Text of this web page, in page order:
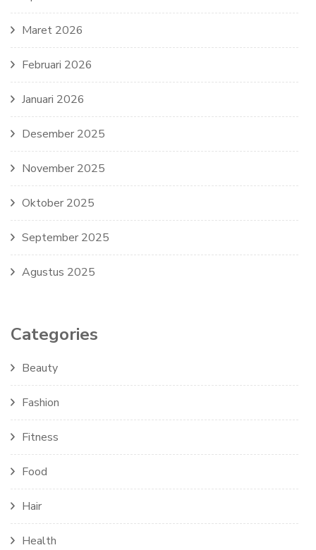
Maret 2026
Februari 2026
Januari 2026
Desember 2025
November 2025
Oktober 2025
September 2025
Agustus 2025
Categories
Beauty
Fashion
Fitness
Food
Hair
Health